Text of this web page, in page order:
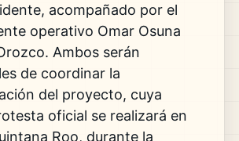
acompañado por el
operativo Omar Osuna
Ambos serán
de coordinar la
del proyecto, cuya
oficial se realizará en
Roo, durante la